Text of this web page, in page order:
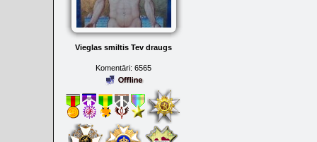
Vieglas smiltis Tev draugs
Komentāri: 6565